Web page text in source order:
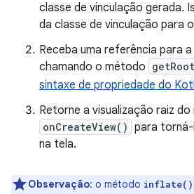
classe de vinculação gerada.
da classe de vinculação para
Receba uma referência para
chamando o método
sintaxe de propriedade do
Retorne a visualização raiz
onCreateView() para torná-
na tela.
Observação: o método inflate()